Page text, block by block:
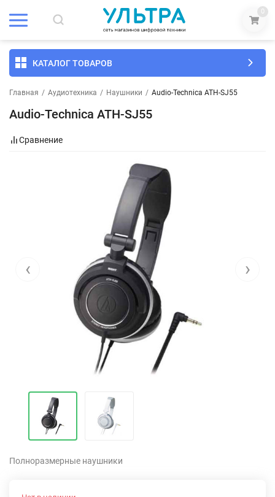
0
КАТАЛОГ ТОВАРОВ
Главная / Аудиотехника / Наушники / Audio-Technica ATH-SJ55
Audio-Technica ATH-SJ55
Сравнение
‹ ›
Полноразмерные наушники